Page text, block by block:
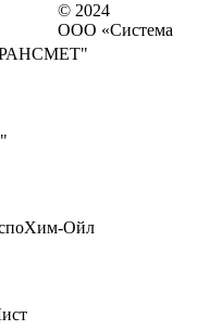
© 2024
ООО «Система